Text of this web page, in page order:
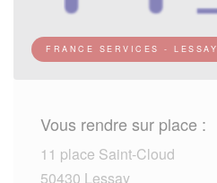
FRANCE SERVICES - LESSAY
Vous rendre sur place :
11 place Saint-Cloud
50430 Lessay